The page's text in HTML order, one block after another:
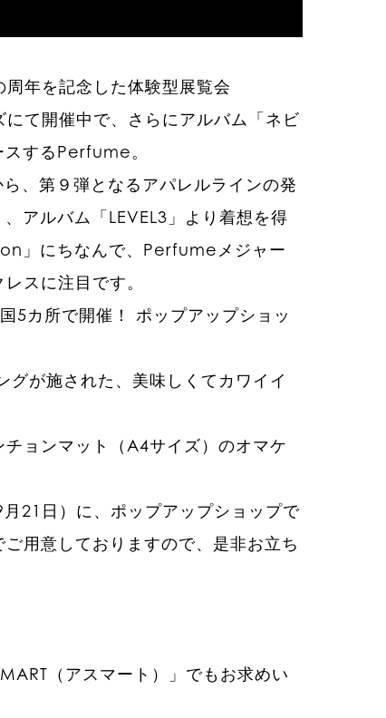
年を記念した体験型展覧会
て開催中で、さらにアルバム「ネビ
するPerfume。
、第９弾となるアパレルラインの発
アルバム「LEVEL3」より着想を得
」にちなんで、Perfumeメジャー
スに注目です。
5カ所で開催！ ポップアップショッ
が施された、美味しくてカワイイ
ョンマット（A4サイズ）のオマケ
21日）に、ポップアップショップで
用意しておりますので、是非お立ち
（アスマート）」でもお求めい